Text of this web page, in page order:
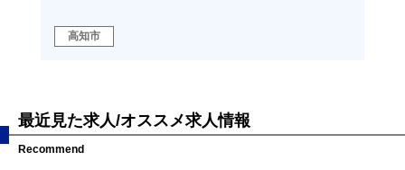
高知市
最近見た求人/オススメ求人情報
Recommend